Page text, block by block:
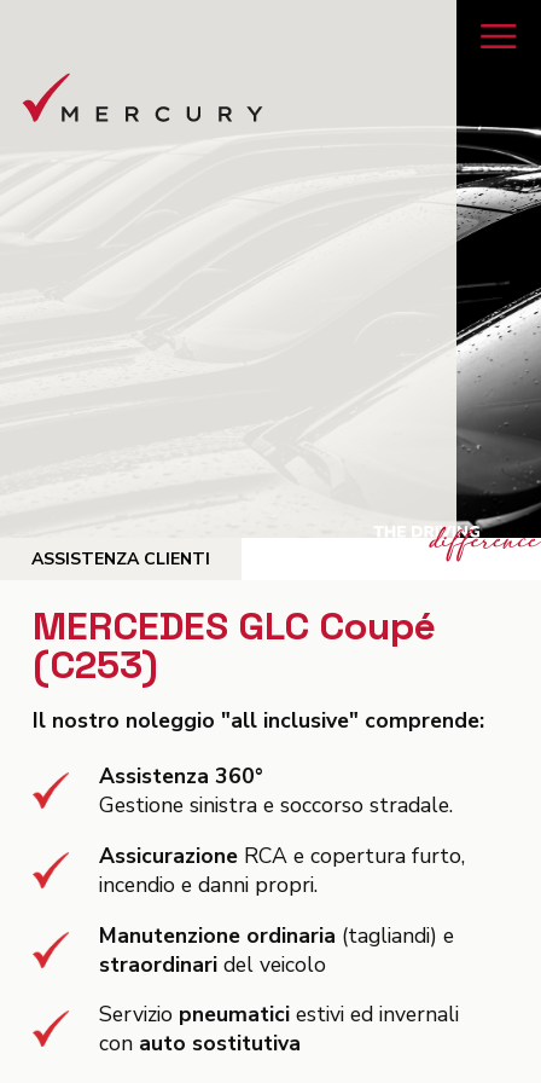
ASSISTENZA CLIENTI
MERCEDES GLC Coupé
(C253)
Il nostro noleggio "all inclusive" comprende:
Assistenza 360°
Gestione sinistra e soccorso stradale.
AssicurazioneRCA e copertura furto,
incendio e danni propri.
Manutenzione ordinaria (tagliandi) e
straordinaridel veicolo
Servizio pneumaticiestivi ed invernali
con auto sostitutiva